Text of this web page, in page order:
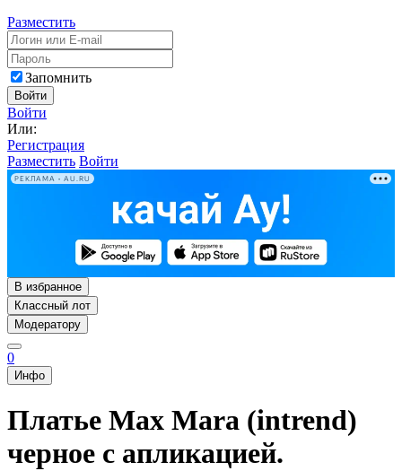
Разместить
Запомнить
Войти
Войти
Или:
Регистрация
Разместить Войти
РЕКЛАМА • AU.RU
В избранное
Классный лот
Модератору
0
Инфо
Платье Max Mara (intrend)
черное с апликацией.